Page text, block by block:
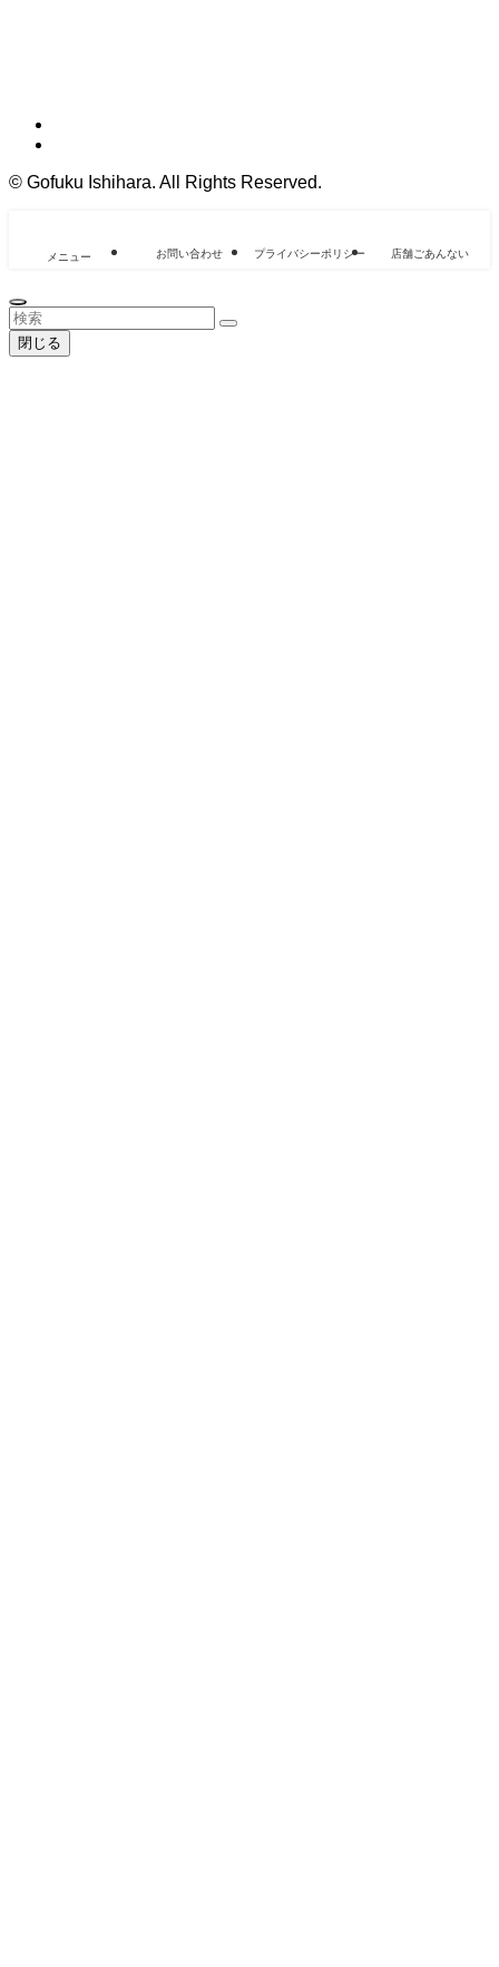
© Gofuku Ishihara. All Rights Reserved.
メニュー お問い合わせ プライバシーポリシー 店舗ごあんない
閉じる